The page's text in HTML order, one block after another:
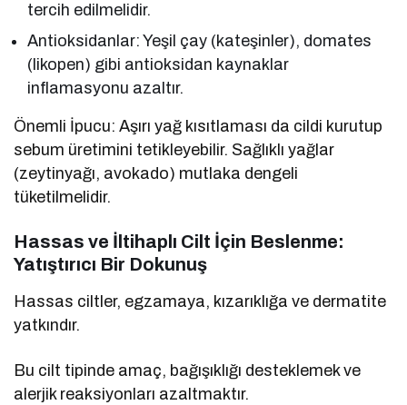
tercih edilmelidir.
Antioksidanlar: Yeşil çay (kateşinler), domates
(likopen) gibi antioksidan kaynaklar
inflamasyonu azaltır.
Önemli İpucu: Aşırı yağ kısıtlaması da cildi kurutup
sebum üretimini tetikleyebilir. Sağlıklı yağlar
(zeytinyağı, avokado) mutlaka dengeli
tüketilmelidir.
Hassas ve İltihaplı Cilt İçin Beslenme:
Yatıştırıcı Bir Dokunuş
Hassas ciltler, egzamaya, kızarıklığa ve dermatite
yatkındır.
Bu cilt tipinde amaç, bağışıklığı desteklemek ve
alerjik reaksiyonları azaltmaktır.